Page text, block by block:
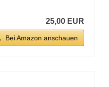
25,00 EUR
Bei Amazon anschauen